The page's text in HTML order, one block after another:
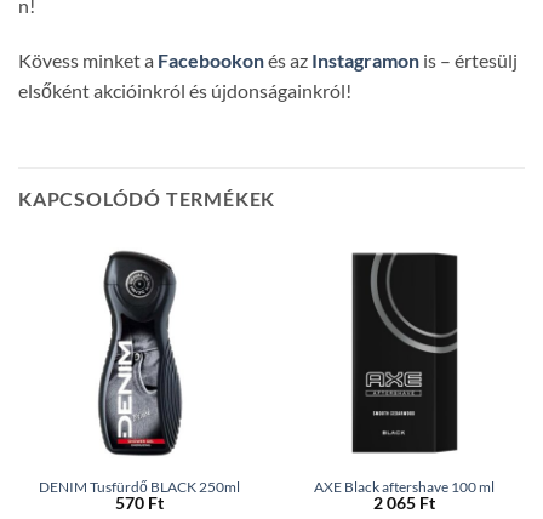
n!
Kövess minket a Facebookonés az Instagramon is – értesülj
elsőként akcióinkról és újdonságainkról!
KAPCSOLÓDÓ TERMÉKEK
DENIM Tusfürdő BLACK 250ml
570 Ft
AXE Black aftershave 100 ml
2 065 Ft